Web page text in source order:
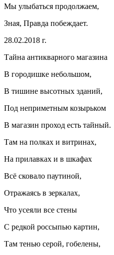
Мы улыбаться продолжаем,
Зная, Правда побеждает.
28.02.2018 г.
Тайна антикварного магазина
В городишке небольшом,
В тишине высотных зданий,
Под неприметным козырьком
В магазин проход есть тайный.
Там на полках и витринах,
На прилавках и в шкафах
Всё сковало паутиной,
Отражаясь в зеркалах,
Что усеяли все стены
С редкой россыпью картин,
Там тенью серой, гобелены,